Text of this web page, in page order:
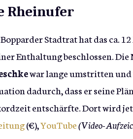
Rheinufer
Stadtrat hat das ca.
Enthaltung beschlossen.
war lange umstritten
dadurch, dass er seine
entschärfte. Dort wird
(€),YouTube(Video-